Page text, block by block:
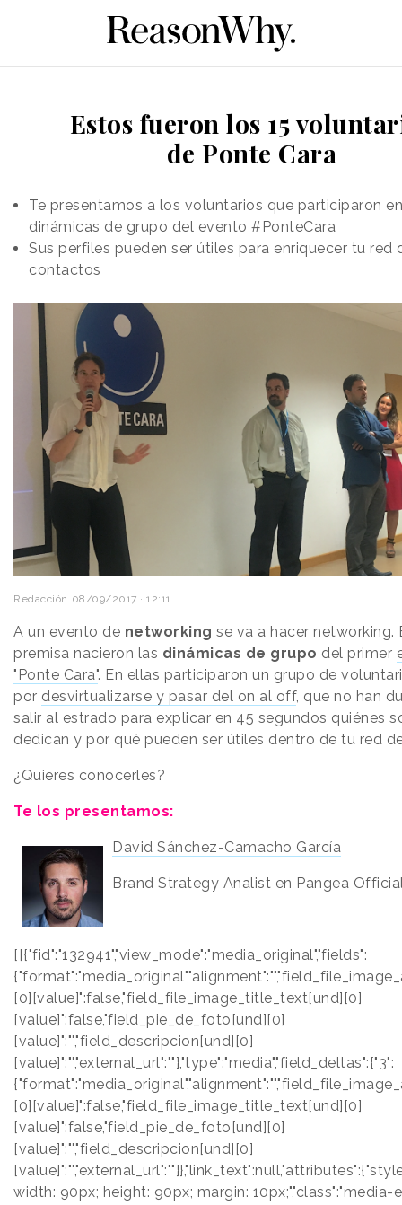
Estos fueron los 15
de Ponte Cara
Te presentamos a los voluntarios que participaron
dinámicas de grupo del evento #PonteCara
Sus perfiles pueden ser útiles para enriquecer tu red
contactos
Redacción 08/09/2017 · 12:11
A un evento de networking se va a hacer networking.
premisa nacieron las dinámicas de grupo del primer
"Ponte Cara". En ellas participaron un grupo de
por desvirtualizarse y pasar del on al off, que no han
salir al estrado para explicar en 45 segundos quiénes
dedican y por qué pueden ser útiles dentro de tu red
¿Quieres conocerles?
Te los presentamos:
David Sánchez-Camacho García
Brand Strategy Analist en Pangea
[[{"fid":"132941","view_mode":"media_original","fields":
[0][value]":false,"field_file_image_title_text[und][0]
[value]":false,"field_pie_de_foto[und][0]
[value]":"","field_descripcion[und][0]
[value]":"","external_url":""},"type":"media","field_deltas":{"3":
[0][value]":false,"field_file_image_title_text[und][0]
[value]":false,"field_pie_de_foto[und][0]
[value]":"","field_descripcion[und][0]
width: 90px; height: 90px; margin: